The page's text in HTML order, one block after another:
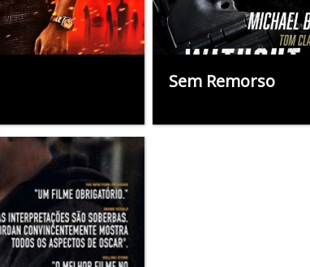
Sem Remorso